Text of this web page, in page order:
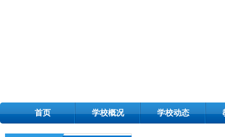
首页 学校概况 学校动态